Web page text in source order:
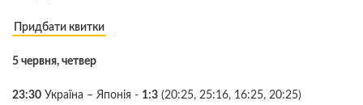
Придбати квитки
5 червня, четвер
23:30 Україна – Японія - 1:3 (20:25, 25:16, 16:25, 20:25)